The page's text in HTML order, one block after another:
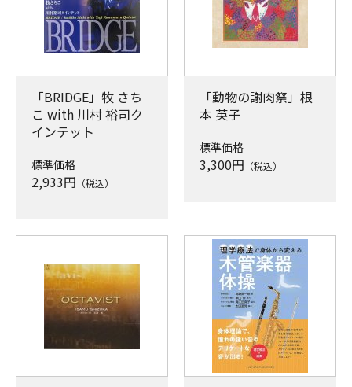
「BRIDGE」牧 さち
こ with 川村 裕司ク
インテット
標準価格
2,933円 （税込）
「動物の謝肉祭」根
本 英子
標準価格
3,300円 （税込）